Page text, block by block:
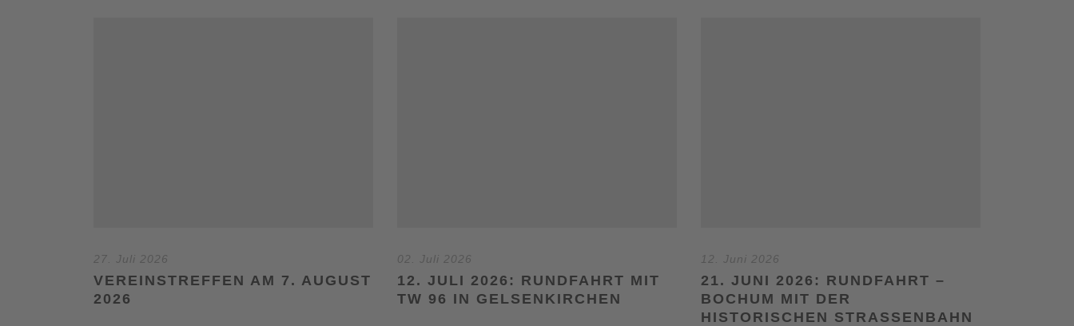
27. Juli 2026
VEREINSTREFFEN AM 7. AUGUST
2026
02. Juli 2026
12. JULI 2026: RUNDFAHRT MIT
TW 96 IN GELSENKIRCHEN
12. Juni 2026
21. JUNI 2026: RUNDFAHRT –
BOCHUM MIT DER
HISTORISCHEN STRASSENBAHN